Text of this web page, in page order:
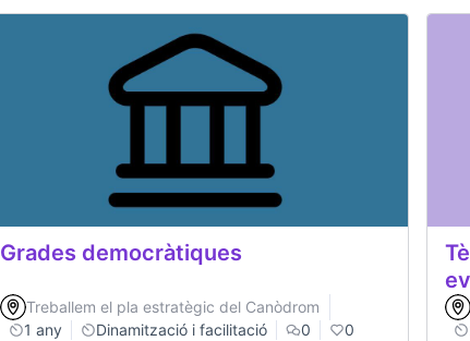
Grades democràtiques
Treballem el pla estratègic del Canòdrom
1 any
Dinamització i facilitació 0 0